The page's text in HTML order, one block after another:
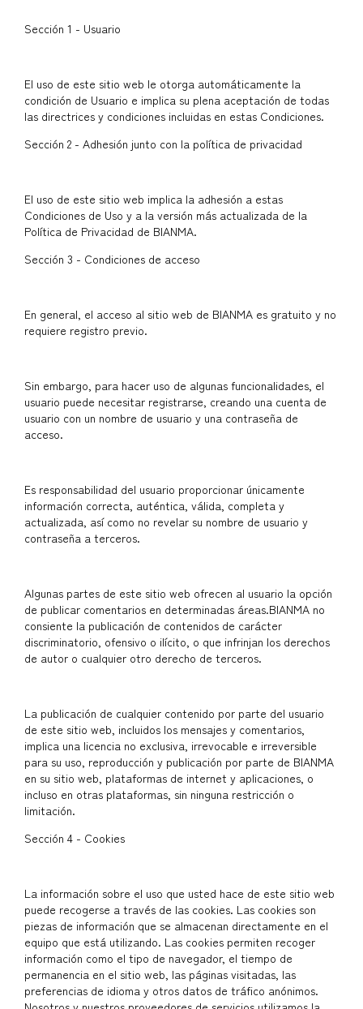
Sección 1 - Usuario
El uso de este sitio web le otorga automáticamente la
condición de Usuario e implica su plena aceptación de todas
las directrices y condiciones incluidas en estas Condiciones.
Sección 2 - Adhesión junto con la política de privacidad
El uso de este sitio web implica la adhesión a estas
Condiciones de Uso y a la versión más actualizada de la
Política de Privacidad de BIANMA.
Sección 3 - Condiciones de acceso
En general, el acceso al sitio web de BIANMA es gratuito y no
requiere registro previo.
Sin embargo, para hacer uso de algunas funcionalidades, el
usuario puede necesitar registrarse, creando una cuenta de
usuario con un nombre de usuario y una contraseña de
acceso.
Es responsabilidad del usuario proporcionar únicamente
información correcta, auténtica, válida, completa y
actualizada, así como no revelar su nombre de usuario y
contraseña a terceros.
Algunas partes de este sitio web ofrecen al usuario la opción
de publicar comentarios en determinadas áreas.BIANMA no
consiente la publicación de contenidos de carácter
discriminatorio, ofensivo o ilícito, o que infrinjan los derechos
de autor o cualquier otro derecho de terceros.
La publicación de cualquier contenido por parte del usuario
de este sitio web, incluidos los mensajes y comentarios,
implica una licencia no exclusiva, irrevocable e irreversible
para su uso, reproducción y publicación por parte de BIANMA
en su sitio web, plataformas de internet y aplicaciones, o
incluso en otras plataformas, sin ninguna restricción o
limitación.
Sección 4 - Cookies
La información sobre el uso que usted hace de este sitio web
puede recogerse a través de las cookies. Las cookies son
piezas de información que se almacenan directamente en el
equipo que está utilizando. Las cookies permiten recoger
información como el tipo de navegador, el tiempo de
permanencia en el sitio web, las páginas visitadas, las
preferencias de idioma y otros datos de tráfico anónimos.